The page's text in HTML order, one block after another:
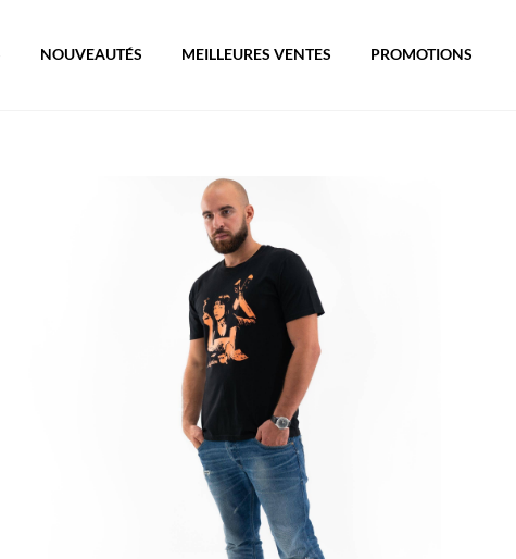
NOUVEAUTÉS MEILLEURES VENTES PROMOTIONS